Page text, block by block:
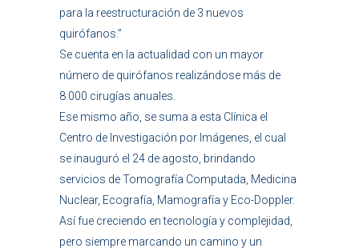
para la reestructuración de 3 nuevos
quirófanos.”
Se cuenta en la actualidad con un mayor
número de quirófanos realizándose más de
8.000 cirugías anuales.
Ese mismo año, se suma a esta Clínica el
Centro de Investigación por Imágenes, el cual
se inauguró el 24 de agosto, brindando
servicios de Tomografía Computada, Medicina
Nuclear, Ecografía, Mamografía y Eco-Doppler.
Así fue creciendo en tecnología y complejidad,
pero siempre marcando un camino y un